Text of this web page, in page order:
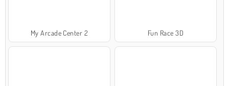
My Arcade Center 2 Fun Race 3D